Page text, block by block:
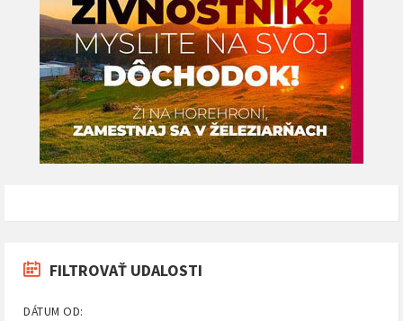
FILTROVAŤ UDALOSTI
DÁTUM OD: